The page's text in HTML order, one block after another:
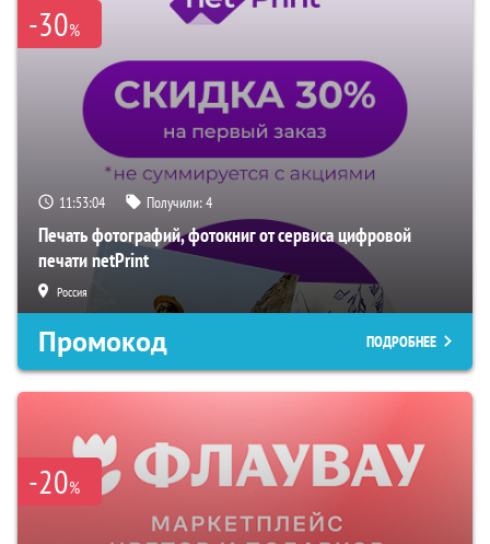
-30%
11:53:03 Получили:4
Печать фотографий, фотокниг от сервиса цифровой
печати netPrint
Россия
Промокод ПОДРОБНЕЕ
-20%